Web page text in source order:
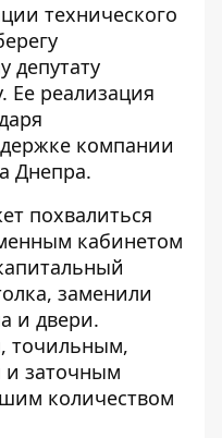
технического
депутату
Ее реализация
компании
Днепра.
похвалиться
кабинетом
заменили
и двери.
точильным,
и заточным
количеством